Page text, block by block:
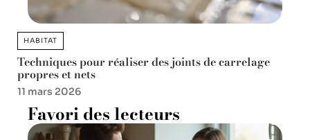
HABITAT
Techniques pour réaliser des joints de carrelage
propres et nets
11 mars 2026
Favori des lecteurs